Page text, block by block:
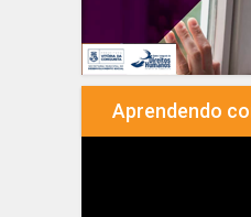
Aprendendo